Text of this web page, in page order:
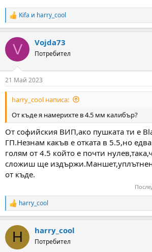
механични мерници (по възможност с
бързомер, който да издържа на отката на
България от къде?
От къде я намерихте в 4.5 мм калибър?
R
e
c
i
s
:
Kifa и harry_cool
V Vojda73
Потребител
21 Май 2023
harry_cool написа:
От къде я намерихте в 4.5 мм калибър?
От софийския ВИП,ако пушката ти е
ГП.Незнам какъв е отката в 5.5,но
голям от 4.5 който е почти
сложиш ще
от къде.
R
e
c
i
harry_cool
H harry_cool
Потребител